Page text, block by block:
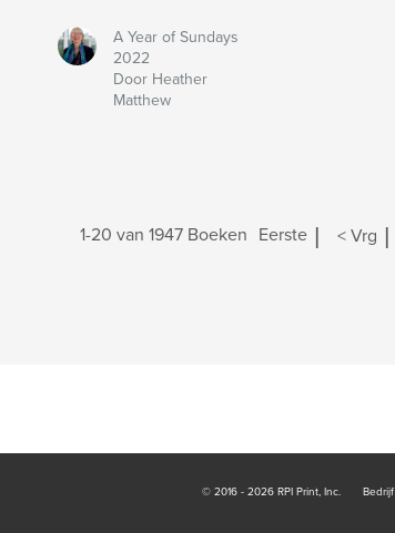
A Year of Sundays
2022
Door Heather
Matthew
1-20 van 1947 Boeken Eerste < Vrg
© 2016 - 2026 RPI Print, Inc. Bedrijf